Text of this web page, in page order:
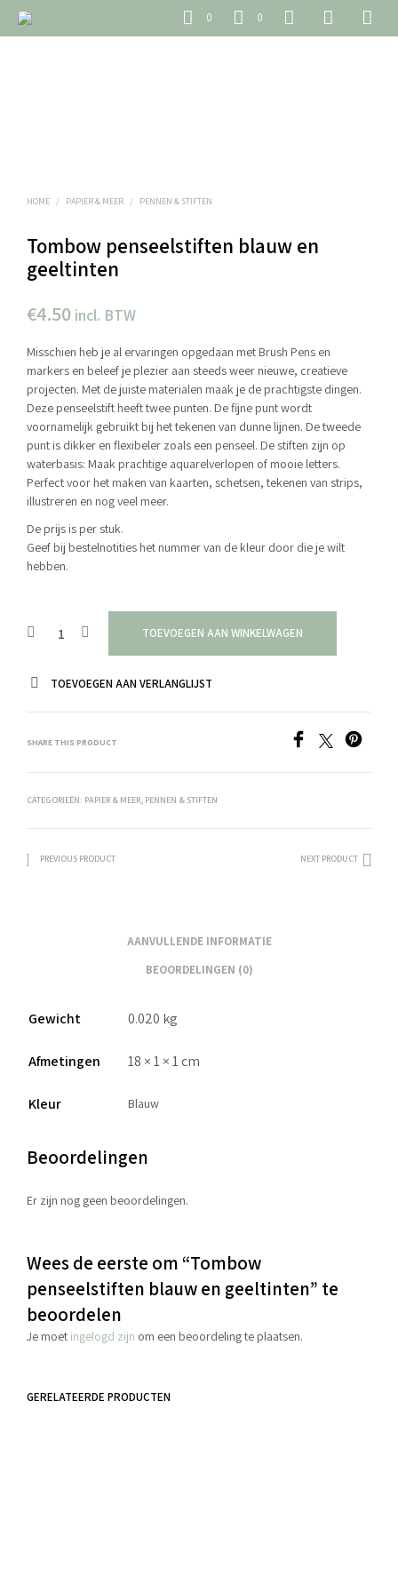
0 0
HOME / PAPIER & MEER / PENNEN & STIFTEN
Tombow penseelstiften blauw en
geeltinten
€4.50 incl. BTW
Misschien heb je al ervaringen opgedaan met Brush Pens en
markers en beleef je plezier aan steeds weer nieuwe, creatieve
projecten. Met de juiste materialen maak je de prachtigste dingen.
Deze penseelstift heeft twee punten. De fijne punt wordt
voornamelijk gebruikt bij het tekenen van dunne lijnen. De tweede
punt is dikker en flexibeler zoals een penseel. De stiften zijn op
waterbasis: Maak prachtige aquarelverlopen of mooie letters.
Perfect voor het maken van kaarten, schetsen, tekenen van strips,
illustreren en nog veel meer.
De prijs is per stuk.
Geef bij bestelnotities het nummer van de kleur door die je wilt
hebben.
TOEVOEGEN AAN WINKELWAGEN
TOEVOEGEN AAN VERLANGLIJST
SHARE THIS PRODUCT
CATEGORIEËN: PAPIER & MEER, PENNEN & STIFTEN
PREVIOUS PRODUCT NEXT PRODUCT
AANVULLENDE INFORMATIE
BEOORDELINGEN (0)
Gewicht 0.020 kg
Afmetingen 18 × 1 × 1 cm
Kleur Blauw
Beoordelingen
Er zijn nog geen beoordelingen.
Wees de eerste om “Tombow
penseelstiften blauw en geeltinten” te
beoordelen
Je moet ingelogd zijn om een beoordeling te plaatsen.
GERELATEERDE PRODUCTEN